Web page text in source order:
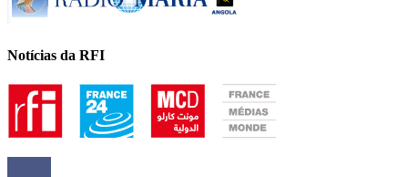
Notícias da RFI